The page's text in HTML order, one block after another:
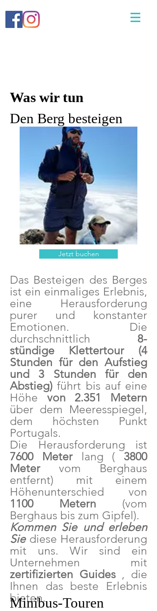
Was wir tun
Den Berg besteigen
Jetzt buchen
Das Besteigen des Berges
ist ein einmaliges Erlebnis,
eine Herausforderung
purer und konstanter
Emotionen. Die
durchschnittlich 8-
stündige Klettertour (4
Stunden für den Aufstieg
und 3 Stunden für den
Abstieg) führt bis auf eine
Höhe von 2.351 Metern
über dem Meeresspiegel,
dem höchsten Punkt
Portugals.
Die Herausforderung ist
7600
Meterlang ( 3800
Metervom Berghaus
entfernt) mit einem
Höhenunterschied von
1100 Metern (vom
Berghaus bis zum Gipfel).
Kommen Sie und erleben
Siediese Herausforderung
mit uns. Wir sind ein
Unternehmen mit
zertifizierten Guides, die
Ihnen das beste Erlebnis
bieten.
Minibus-Touren